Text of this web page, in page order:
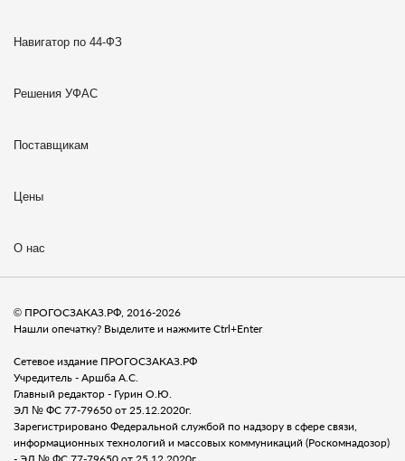
Навигатор по 44-ФЗ
Решения УФАС
Поставщикам
Цены
О нас
© ПРОГОСЗАКАЗ.РФ, 2016-2026
Нашли опечатку? Выделите и нажмите Ctrl+Enter
Сетевое издание ПРОГОСЗАКАЗ.РФ
Учредитель - Аршба А.С.
Главный редактор - Гурин О.Ю.
ЭЛ № ФС 77-79650 от 25.12.2020г.
Зарегистрировано Федеральной службой по надзору в сфере связи,
информационных технологий и массовых коммуникаций (Роскомнадозор)